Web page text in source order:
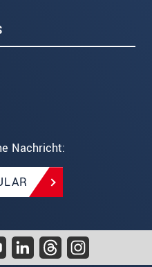
Nachricht: